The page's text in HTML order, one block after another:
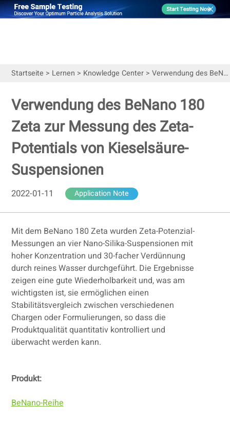
Startseite > Lernen > Knowledge Center> Verwendung des BeNano 180 Zeta zur Messung des Zeta-Potentials von Kieselsäure-Suspensionen
Verwendung des BeNano 180
Zeta zur Messung des Zeta-
Potentials von Kieselsäure-
Suspensionen
2022-01-11 Application Note
Mit dem BeNano 180 Zeta wurden Zeta-Potenzial-
Messungen an vier Nano-Silika-Suspensionen mit
hoher Konzentration und 30-facher Verdünnung
durch reines Wasser durchgeführt. Die Ergebnisse
zeigen eine gute Wiederholbarkeit und, was am
wichtigsten ist, sie ermöglichen einen
Stabilitätsvergleich zwischen verschiedenen
Chargen oder Formulierungen, so dass die
Produktqualität quantitativ kontrolliert und
überwacht werden kann.
Produkt:
BeNano-Reihe